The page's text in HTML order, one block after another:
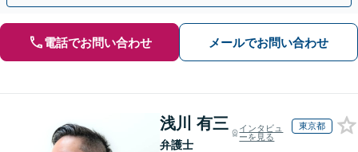
電話でお問い合わせ メールでお問い合わせ
浅川 有三
弁護士
インタビュ
ーを見る
東京都